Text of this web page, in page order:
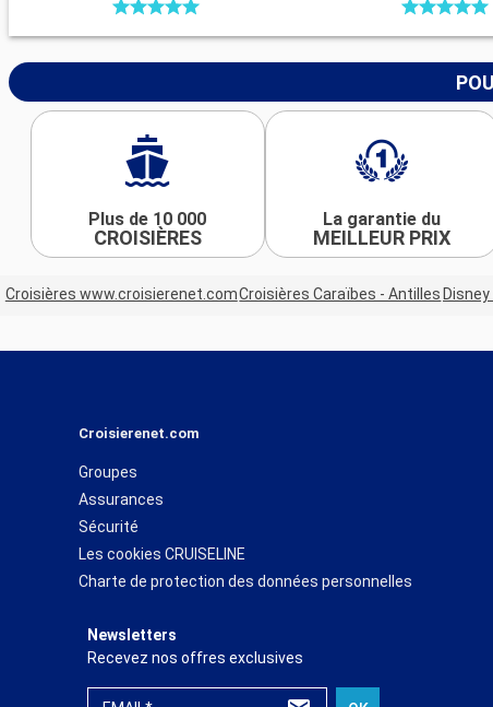
Plus de 10 000
CROISIÈRES
La garantie du
MEILLEUR PRIX
Croisières www.croisierenet.comCroisières Caraïbes - Antilles
Croisierenet.com
Groupes
Assurances
Sécurité
Les cookies CRUISELINE
Charte de protection des données personnelles
Newsletters
Recevez nos offres exclusives